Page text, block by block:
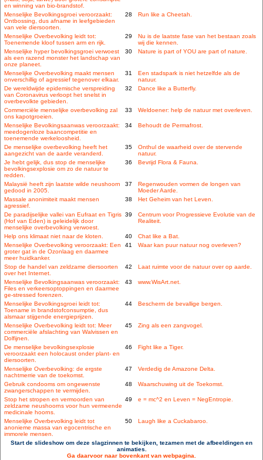
en winning van bio-brandstof.
Menselijke Bevolkingsgroei veroorzaakt:
Ontbossing, dus afname in leefgebieden
van vele diersoorten.
28 Run like a Cheetah.
Menselijke Overbevolking leidt tot:
Toenemende kloof tussen arm en rijk.
29
Nu is de laatste fase van het bestaan zoals
wij die kennen.
Menselijke hyper bevolkingsgroei verwoest
als een razend monster het landschap van
onze planeet.
30 Nature is part of YOU are part of nature.
Menselijke Overbevolking maakt mensen
onverschillig of agressief tegenover elkaar.
31
Een stadspark is niet hetzelfde als de
natuur.
De wereldwijde epidemische verspreiding
van Coronavirus verloopt het snelst in
overbevolkte gebieden.
32 Dance like a Butterfly.
Commerciële menselijke overbevolking zal
ons kapotgroeien.
33 Weldoener: help de natuur met overleven.
Menselijke Bevolkingsaanwas veroorzaakt:
meedogenloze baancompetitie en
toenemende werkeloosheid.
34 Behoudt de Permafrost.
De menselijke overbevolking heeft het
aangezicht van de aarde veranderd.
35
Onthul de waarheid over de stervende
natuur.
Je hebt gelijk, dus stop de menselijke
bevolkingsexplosie om zo de natuur te
redden.
36 Bevrijd Flora & Fauna.
Malaysië heeft zijn laatste wilde neushoorn
gedood in 2005.
37
Regenwouden vormen de longen van
Moeder Aarde.
Massale anonimiteit maakt mensen
agressief.
38 Het Geheim van het Leven.
De paradijselijke vallei van Eufraat en Tigris
(Hof van Eden) is geleidelijk door
menselijke overbevolking verwoest.
39
Centrum voor Progressieve Evolutie van de
Realiteit.
Help ons klimaat niet naar de kloten. 40
Chat like a Bat.
Menselijke Overbevolking veroorzaakt: Een
groter gat in de Ozonlaag en daarmee
meer huidkanker.
41 Waar kan puur natuur nog overleven?
Stop de handel van zeldzame diersoorten
over het Internet.
42 Laat ruimte voor de natuur over op aarde.
Menselijke Bevolkingsaanwas veroorzaakt:
Files en verkeersoptoppingen en daarmee
ge-stressed forenzen.
43 www.WisArt.net.
Menselijke Bevolkingsgroei leidt tot:
Toename in brandstofconsumptie, dus
alsmaar stijgende energieprijzen.
44 Bescherm de bevallige bergen.
Menselijke Overbevolking leidt tot: Meer
commerciële afslachting van Walvissen en
Dolfijnen.
45 Zing als een zangvogel.
De menselijke bevolkingsexplosie
veroorzaakt een holocaust onder plant- en
diersoorten.
46 Fight like a Tiger.
Menselijke Overbevolking: de ergste
nachtmerrie van de toekomst.
47 Verdedig de Amazone Delta.
Gebruik condooms om ongewenste
zwangerschappen te vermijden.
48 Waarschuwing uit de Toekomst.
Stop het stropen en vermoorden van
zeldzame neushoorns voor hun vermeende
medicinale hoorns.
49 e = mc^2 en Leven = NegEntropie.
Menselijke Overbevolking leidt tot
anonieme massa van egocentrische en
immorele mensen.
50 Laugh like a Cuckabaroo.
Start de slideshow om deze slagzinnen te bekijken, tezamen met de afbeeldingen en
animaties.
Ga daarvoor naar bovenkant van webpagina.